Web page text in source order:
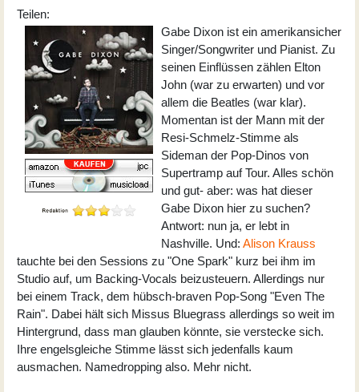
Teilen:
Gabe Dixon ist ein amerikansicher
Singer/Songwriter und Pianist. Zu
seinen Einflüssen zählen Elton
John (war zu erwarten) und vor
allem die Beatles (war klar).
Momentan ist der Mann mit der
Resi-Schmelz-Stimme als
Sideman der Pop-Dinos von
Supertramp auf Tour. Alles schön
und gut- aber: was hat dieser
Gabe Dixon hier zu suchen?
Antwort: nun ja, er lebt in
Nashville. Und: Alison Krauss
tauchte bei den Sessions zu "One Spark" kurz bei ihm im
Studio auf, um Backing-Vocals beizusteuern. Allerdings nur
bei einem Track, dem hübsch-braven Pop-Song "Even The
Rain". Dabei hält sich Missus Bluegrass allerdings so weit im
Hintergrund, dass man glauben könnte, sie verstecke sich.
Ihre engelsgleiche Stimme lässt sich jedenfalls kaum
ausmachen. Namedropping also. Mehr nicht.